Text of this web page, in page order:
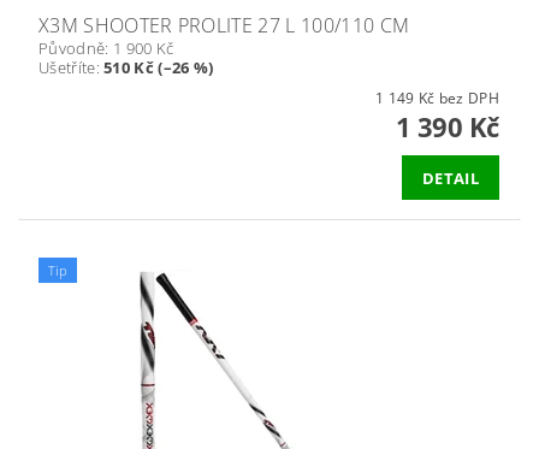
X3M SHOOTER PROLITE 27 L 100/110 CM
Původně: 1 900 Kč
Ušetříte:510 Kč (–26 %)
1 149 Kč bez DPH
1 390 Kč
DETAIL
Tip